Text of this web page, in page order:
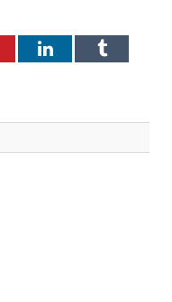
LinkedInTumblr